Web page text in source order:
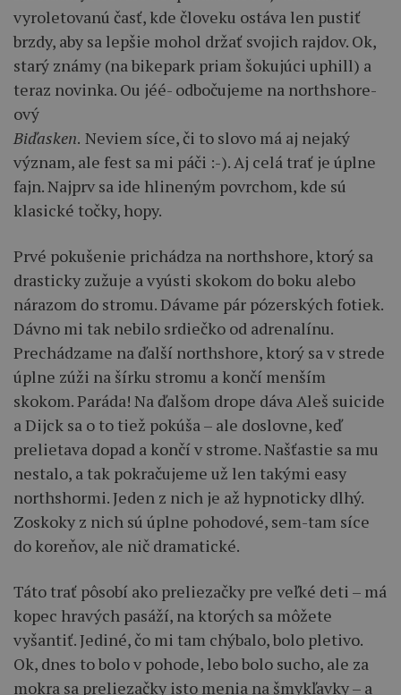
vyroletovanú časť, kde človeku ostáva len pustiť
brzdy, aby sa lepšie mohol držať svojich rajdov. Ok,
starý známy (na bikepark priam šokujúci uphill) a
teraz novinka. Ou jéé- odbočujeme na northshore-
ový
Biďasken. Neviem síce, či to slovo má aj nejaký
význam, ale fest sa mi páči :-). Aj celá trať je úplne
fajn. Najprv sa ide hlineným povrchom, kde sú
klasické točky, hopy.
Prvé pokušenie prichádza na northshore, ktorý sa
drasticky zužuje a vyústi skokom do boku alebo
nárazom do stromu. Dávame pár pózerských fotiek.
Dávno mi tak nebilo srdiečko od adrenalínu.
Prechádzame na ďalší northshore, ktorý sa v strede
úplne zúži na šírku stromu a končí menším
skokom. Paráda! Na ďalšom drope dáva Aleš suicide
a Dijck sa o to tiež pokúša – ale doslovne, keď
prelietava dopad a končí v strome. Našťastie sa mu
nestalo, a tak pokračujeme už len takými easy
northshormi. Jeden z nich je až hypnoticky dlhý.
Zoskoky z nich sú úplne pohodové, sem-tam síce
do koreňov, ale nič dramatické.
Táto trať pôsobí ako preliezačky pre veľké deti – má
kopec hravých pasáží, na ktorých sa môžete
vyšantiť. Jediné, čo mi tam chýbalo, bolo pletivo.
Ok, dnes to bolo v pohode, lebo bolo sucho, ale za
mokra sa preliezačky isto menia na šmykľavky – a